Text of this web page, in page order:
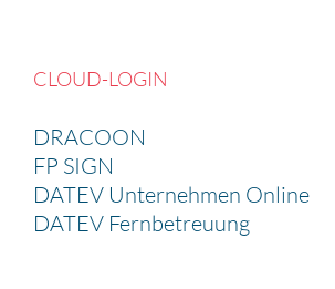
CLOUD-LOGIN
DRACOON
FP SIGN
DATEV Unternehmen Online
DATEV Fernbetreuung